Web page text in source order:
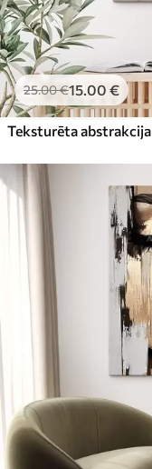
25.00€15.00 €
Teksturēta abstrakcija